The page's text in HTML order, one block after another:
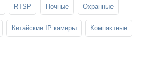
RTSP Ночные Охранные
Китайские IP камеры Компактные